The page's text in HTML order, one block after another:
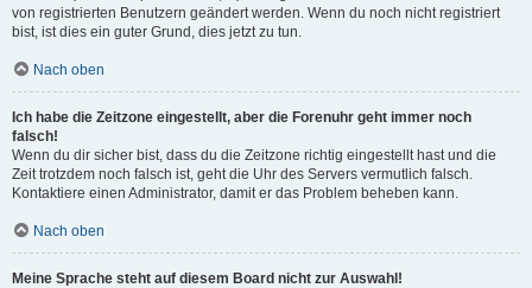
von registrierten Benutzern geändert werden. Wenn du noch nicht registriert
bist, ist dies ein guter Grund, dies jetzt zu tun.
Nach oben
Ich habe die Zeitzone eingestellt, aber die Forenuhr geht immer noch
falsch!
Wenn du dir sicher bist, dass du die Zeitzone richtig eingestellt hast und die
Zeit trotzdem noch falsch ist, geht die Uhr des Servers vermutlich falsch.
Kontaktiere einen Administrator, damit er das Problem beheben kann.
Nach oben
Meine Sprache steht auf diesem Board nicht zur Auswahl!